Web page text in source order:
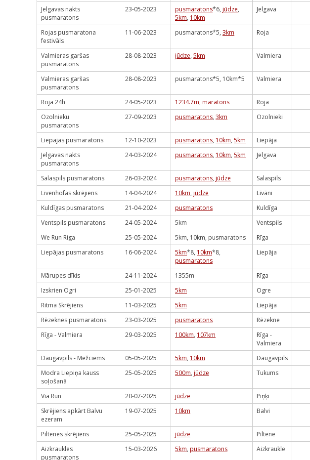
Jelgavas nakts
pusmaratons
23-05-2023 pusmaratons*6, jūdze,
5km, 10km
Jelgava
Rojas pusmaratona
festivāls
11-06-2023 pusmaratons*5, 3km Roja
Valmieras garšas
pusmaratons
28-08-2023 jūdze, 5km Valmiera
Valmieras garšas
pusmaratons
28-08-2023 pusmaratons*5, 10km*5 Valmiera
Roja 24h 24-05-2023 1234.7m, maratons Roja
Ozolnieku
pusmaratons
27-09-2023 pusmaratons, 3km Ozolnieki
Liepajas pusmaratons 12-10-2023 pusmaratons, 10km, 5km Liepāja
Jelgavas nakts
pusmaratons
24-03-2024 pusmaratons, 10km, 5km Jelgava
Salaspils pusmaratons 26-03-2024 pusmaratons, jūdze Salaspils
Livenhofas skrējiens
14-04-2024 10km, jūdze Līvāni
Kuldīgas pusmaratons
21-04-2024 pusmaratons Kuldīga
Ventspils pusmaratons
24-05-2024 5km Ventspils
We Run Riga
25-05-2024 5km, 10km, pusmaratons Rīga
Liepājas pusmaratons
16-06-2024 5km*8, 10km*8,
pusmaratons
Liepāja
Mārupes dīkis 24-11-2024 1355m Rīga
Izskrien Ogri
25-01-2025 5km Ogre
Ritma Skrējiens
11-03-2025 5km Liepāja
Rēzeknes pusmaratons
23-03-2025 pusmaratons Rēzekne
Rīga - Valmiera
29-03-2025 100km, 107km
Rīga -
Valmiera
Daugavpils - Mežciems 05-05-2025 5km, 10km Daugavpils
Modra Liepiņa kauss
soļošanā
25-05-2025 500m, jūdze Tukums
Via Run 20-07-2025 jūdze Piņķi
Skrējiens apkārt Balvu
ezeram
19-07-2025 10km Balvi
Piltenes skrējiens 25-05-2025 jūdze Piltene
Aizkraukles
pusmaratons
15-03-2026 5km, pusmaratons Aizkraukle